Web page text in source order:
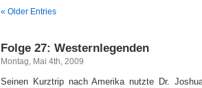
« Older Entries
Folge 27: Westernlegenden
Montag, Mai 4th, 2009
Seinen Kurztrip nach Amerika nutzte Dr.